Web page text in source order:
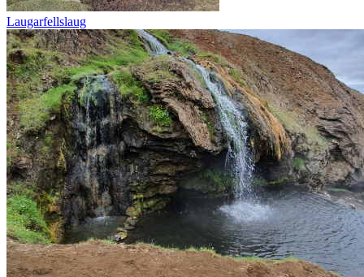
Laugarfellslaug